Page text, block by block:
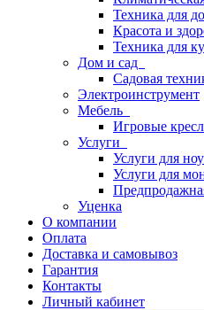
Техника для
Красота и
Техника для
Дом и сад
Садовая
Электроинструмент
Мебель
Игровые
Услуги
Услуги для
Услуги для
Уценка
О компании
Оплата
Доставка и самовывоз
Гарантия
Контакты
Личный кабинет